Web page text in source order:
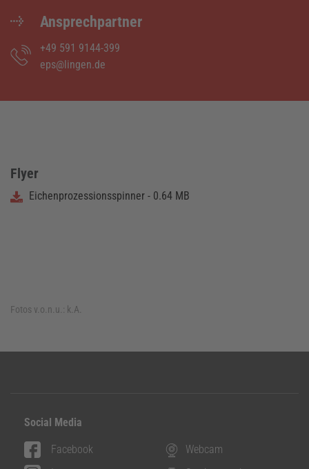
Ansprechpartner
+49 591 9144-399
eps@lingen.de
Flyer
Eichenprozessionsspinner - 0.64 MB
Fotos v.o.n.u.: k.A.
Social Media
Facebook
Webcam